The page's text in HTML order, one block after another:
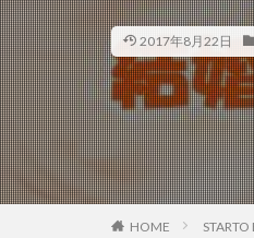
2017年8月22日
HOME